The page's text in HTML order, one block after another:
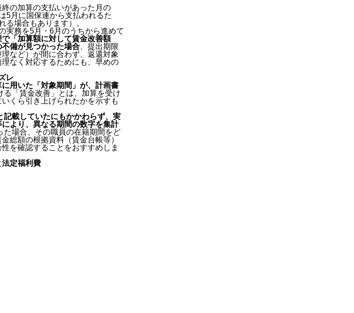
の加算の支払いがあった月の
5月に国保連から支払われるた
る場合もあります）。
実務を5月・6月のうちから進めて
「加算額に対して賃金改善額
不備が見つかった場合 、提出期限
など）が間に合わず、返還対象
なく対応するためにも、早めの
レ
用いた「対象期間」が、計画書
「賃金改善」とは、加算を受け
くら引き上げられたかを示すも
載していたにもかかわらず、実
より、異なる期間の数字を集計
た場合、その職員の在籍期間をど
総額の根拠資料（賃金台帳等）
を確認することをおすすめしま
定福利費